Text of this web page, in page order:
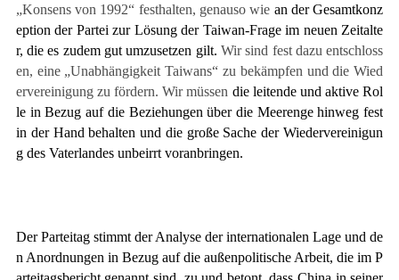
„Konsens von 1992“ festhalten, genauso wie an der Gesamtkonz
eption der Partei zur Lösung der Taiwan-Frage im neuen Zeitalte
r, die es zudem gut umzusetzen gilt. Wir sind fest dazu entschloss
en, eine „Unabhängigkeit Taiwans“ zu bekämpfen und die Wied
ervereinigung zu fördern. Wirmüssen die leitende und aktive Rol
le in Bezug auf die Beziehungen über die Meerenge hinweg fest
in der Hand behalten und die große Sache der Wiedervereinigun
g des Vaterlandes unbeirrt voranbringen.
Der Parteitag stimmt der Analyse der internationalen Lage und de
n Anordnungen in Bezug auf die außenpolitische Arbeit, die im P